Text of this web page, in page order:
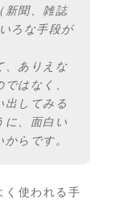
新聞、雑誌
ろな手段が
、ありえな
はなく、
出してみる
に、面白い
らです。
く使われる手